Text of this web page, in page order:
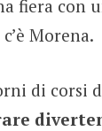
fiera con
Morena.
di corsi